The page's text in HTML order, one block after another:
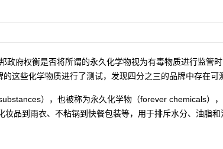
政府权衡是否将所谓的永久化学物视为有毒物质进行监管
这些化学物质进行了测试，发现四分之三的品牌中存在可
），也被称为永久化学物（forever chemicals）
品到雨衣、不粘锅到快餐包装等，用于排斥水分、油脂和